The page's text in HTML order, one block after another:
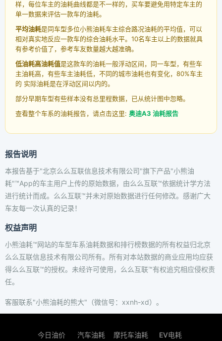
样，每位车主的油耗曲线都是不一样的，买车要避免用特定车主的
单一数据来评估一款车的油耗。
平均油耗是同车型多位小熊油耗车主综合路况油耗的平均值，可以
相对真实地反应一款车的综合油耗水平。10名车主以上的数据就具
有参考价值了，参考车友数量越大越准确。
低油耗高油耗值是这款车的油耗一般浮动区间，同一车型，有些车
主油耗高，有些车主油耗低，不同的城市油耗也有变化，80%车主
的 实际油耗是在浮动区间以内的。
部分早期车型有些样本没有总里程数据，已从统计图中忽略。
查看整个车系的油耗报告，请点击这里: 奥迪A3 油耗报告
报告说明
本报告基于"北京么么互联信息技术有限公司"旗下产品"小熊油
耗"™App的车主用户上传的原始数据，由么么互联™依据统计学方法
进行统计而成。么么互联™并未对原始数据进行任何修改。感谢广大
车友每一次认真的记录！
权益声明
小熊油耗™网站的车型车系油耗数据和排行榜数据的所有权益归北京
么么互联信息技术有限公司所有。所有对本站数据的商业应用均应获
得么么互联™的授权。未经许可使用，么么互联™有权追究相应侵权责
任。
客服联系"小熊油耗的熊大"（微信号：xxnh-xd）。
今日油价 汽车油耗 摩托车油耗 EV电耗